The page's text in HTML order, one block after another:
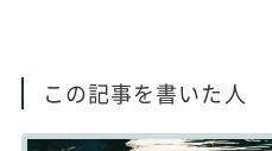
この記事を書いた人